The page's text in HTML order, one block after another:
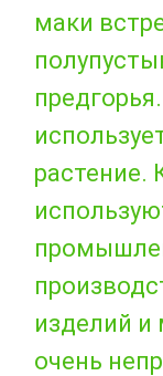
маки
растение.
изделий и
очень